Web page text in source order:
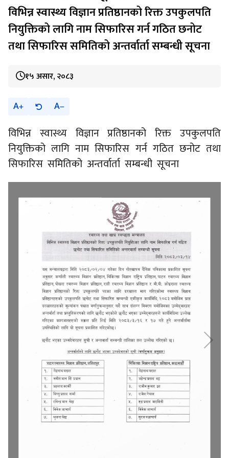
विभिन्न स्वास्थ्य विज्ञान प्रतिष्ठानको रिक्त उपकुलपति
नियुक्तिको लागि नाम सिफारिस गर्न गठित छनोट
तथा सिफारिस समितिको अन्तर्वार्ता सम्बन्धी सूचना
१५ असार, २०८३
A A
विभिन्न स्वास्थ्य विज्ञान प्रतिष्ठानको रिक्त उपकुलपति
नियुक्तिको लागि नाम सिफारिस गर्न गठित छनोट तथा
सिफारिस समितिको अन्तर्वार्ता सम्बन्धी सूचना